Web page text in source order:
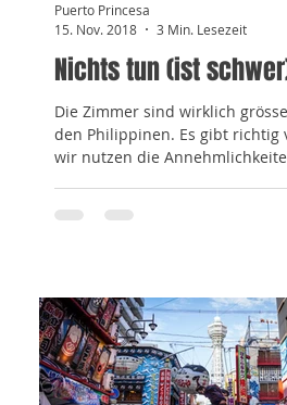
Nichts tun (ist
Die Zimmer sind wirklich
den Philippinen. Es gibt richtig
wir nutzen die
Puerto Princesa
15. Nov. 2018
3 Min. Lesezeit